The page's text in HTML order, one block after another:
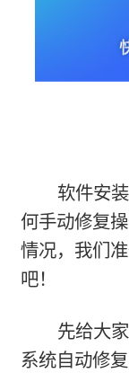
软件安
何手动修复
情况，我们
吧！
先给大
系统自动修